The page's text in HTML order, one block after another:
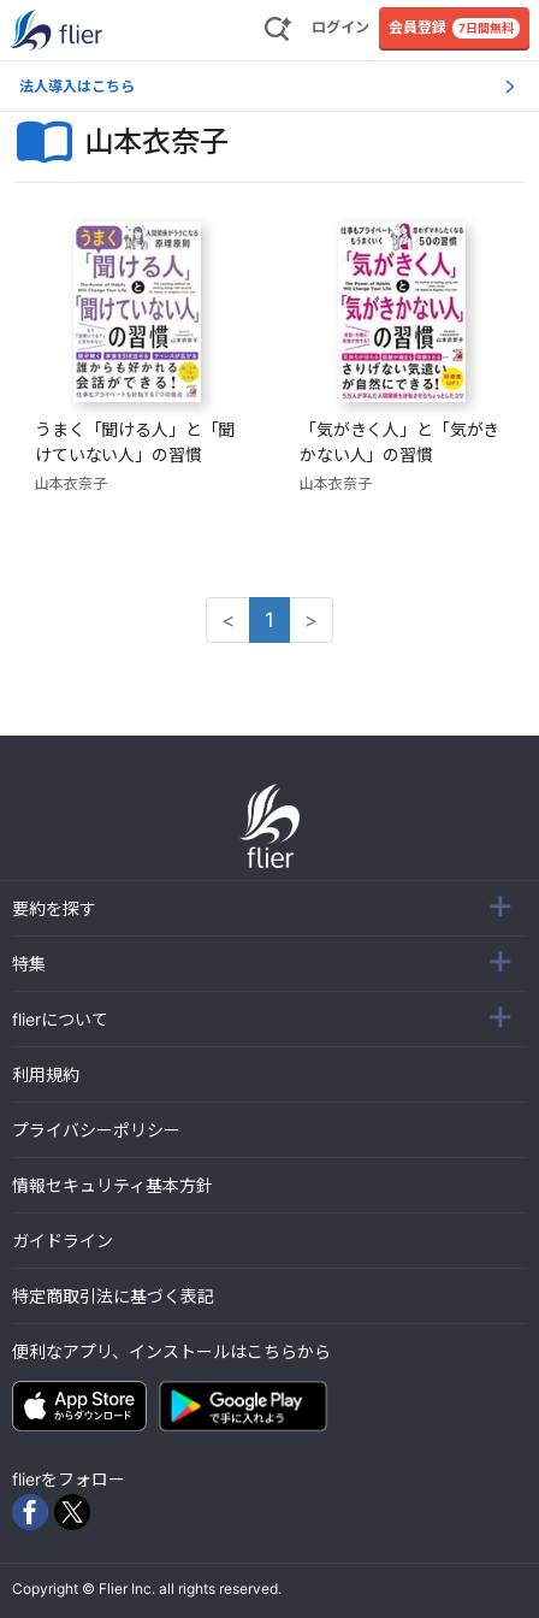
ログイン 会員登録 7日間無料
法人導入はこちら
山本衣奈子
うまく「聞ける人」と「聞
けていない人」の習慣
山本衣奈子
「気がきく人」と「気がき
かない人」の習慣
山本衣奈子
< 1 >
要約を探す
特集
flierについて
利用規約
プライバシーポリシー
情報セキュリティ基本方針
ガイドライン
特定商取引法に基づく表記
便利なアプリ、インストールはこちらから
flierをフォロー
Copyright © Flier Inc. all rights reserved.